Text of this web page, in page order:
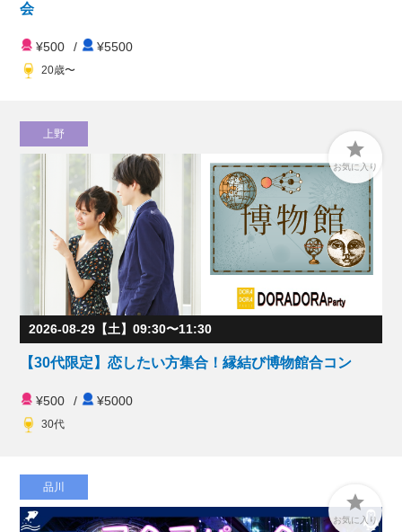
会
¥500 / ¥5500
20歳〜
上野

お気に入り
2026-08-29【土】09:30〜11:30
【30代限定】恋したい方集合！縁結び博物館合コン
¥500 / ¥5000
30代
品川

お気に入り